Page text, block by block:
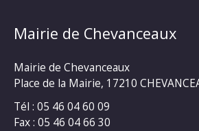
Mairie de Chevanceaux
Mairie de Chevanceaux
Place de la Mairie, 17210
Tél : 05 46 04 60 09
Fax : 05 46 04 66 30